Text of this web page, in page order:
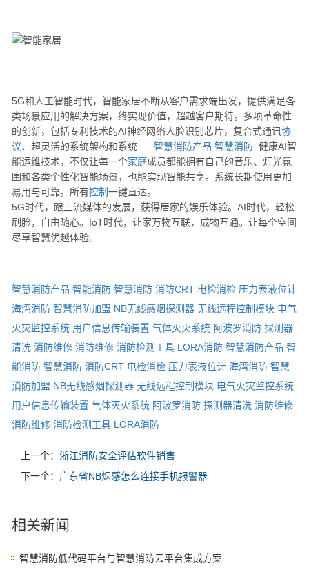
5G和人工智能时代，智能家居不断从客户需求端出发，提供满足各
类场景应用的解决方案，终实现价值，超越客户期待。多项革命性
的创新，包括专利技术的AI神经网络人脸识别芯片，复合式通讯协
议、超灵活的系统架构和系统 智慧消防产品 智慧消防 健康AI智
能运维技术，不仅让每一个家庭成员都能拥有自己的音乐、灯光氛
围和各类个性化智能场景，也能实现智能共享。系统长期使用更加
易用与可靠。所有控制一键直达。
5G时代，跟上流媒体的发展，获得居家的娱乐体验。AI时代，轻松
刷脸，自由随心。IoT时代，让家万物互联，成物互通。让每个空间
尽享智慧优越体验。
智慧消防产品 智能消防 智慧消防 消防CRT 电检消检 压力表液位计
海湾消防 智慧消防加盟 NB无线感烟探测器 无线远程控制模块 电气
火灾监控系统 用户信息传输装置 气体灭火系统 阿波罗消防 探测器
清洗 消防维修 消防维修 消防检测工具 LORA消防 智慧消防产品 智
能消防 智慧消防 消防CRT 电检消检 压力表液位计 海湾消防 智慧
消防加盟 NB无线感烟探测器 无线远程控制模块 电气火灾监控系统
用户信息传输装置 气体灭火系统 阿波罗消防 探测器清洗 消防维修
消防维修 消防检测工具 LORA消防
上一个： 浙江消防安全评估软件销售
下一个： 广东省NB烟感怎么连接手机报警器
相关新闻
智慧消防低代码平台与智慧消防云平台集成方案